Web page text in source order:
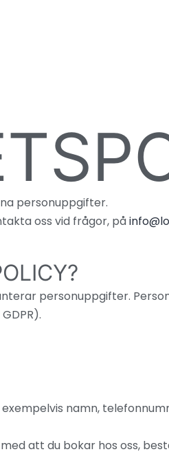
personuppgifter.
oss vid frågor, på
personuppgifter.
namn,
att du bokar hos oss,